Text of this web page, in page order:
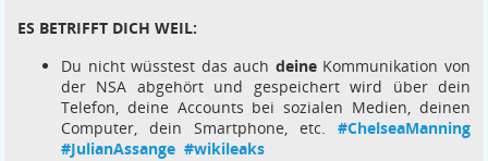
ES BETRIFFT DICH WEIL:
Du nicht wüsstest das auch deineKommunikation von
der NSA abgehört und gespeichert wird über dein
Telefon, deine Accounts bei sozialen Medien, deinen
Computer, dein Smartphone, etc. #ChelseaManning
#JulianAssange #wikileaks